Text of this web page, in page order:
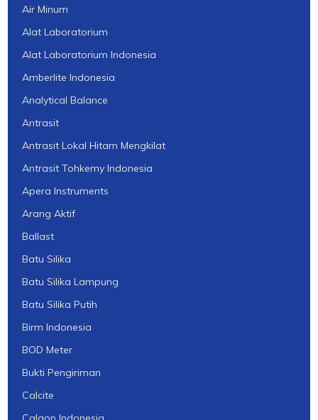
Air Minum
Alat Laboratorium
Alat Laboratorium Indonesia
Amberlite Indonesia
Analytical Balance
Antrasit
Antrasit Lokal Hitam Mengkilat
Antrasit Tohkemy Indonesia
Apera Instruments
Arang Aktif
Ballast
Batu Silika
Batu Silika Lampung
Batu Silika Putih
Birm Indonesia
BOD Meter
Bukti Pengiriman
Calcite